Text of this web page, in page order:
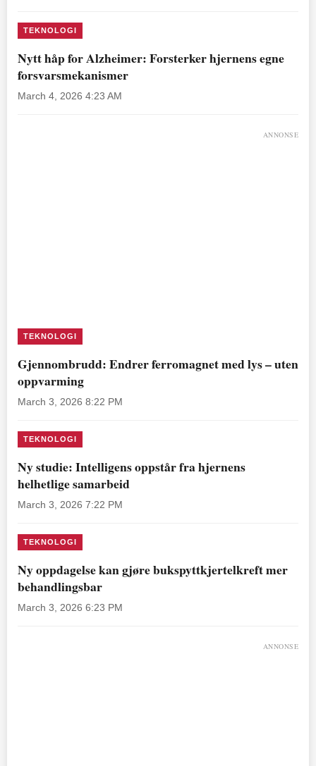
TEKNOLOGI
Nytt håp for Alzheimer: Forsterker hjernens egne
forsvarsmekanismer
March 4, 2026 4:23 AM
ANNONSE
TEKNOLOGI
Gjennombrudd: Endrer ferromagnet med lys – uten
oppvarming
March 3, 2026 8:22 PM
TEKNOLOGI
Ny studie: Intelligens oppstår fra hjernens
helhetlige samarbeid
March 3, 2026 7:22 PM
TEKNOLOGI
Ny oppdagelse kan gjøre bukspyttkjertelkreft mer
behandlingsbar
March 3, 2026 6:23 PM
ANNONSE